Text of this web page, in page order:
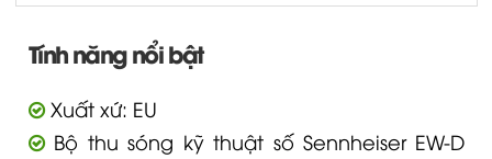
Tính năng nổi bật
Xuất xứ: EU
Bộ thu sóng kỹ thuật số Sennheiser EW-D